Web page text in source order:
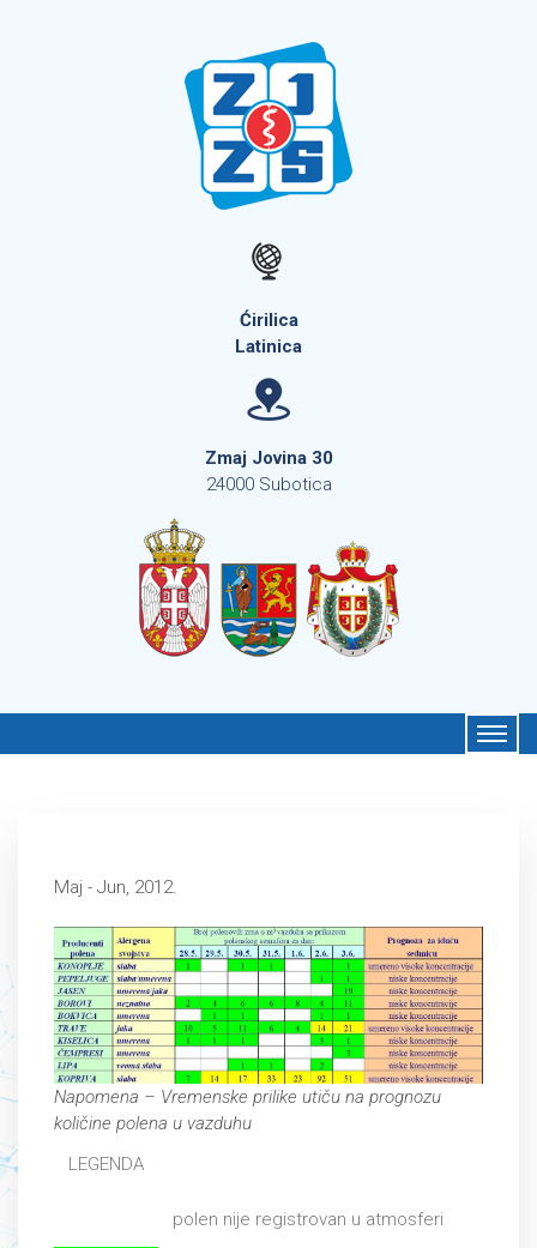
Ćirilica
Latinica
Zmaj Jovina 30
24000 Subotica
Maj - Jun, 2012.
Napomena – Vremenske prilike utiču na prognozu
količine polena u vazduhu
LEGENDA
polen nije registrovan u atmosferi